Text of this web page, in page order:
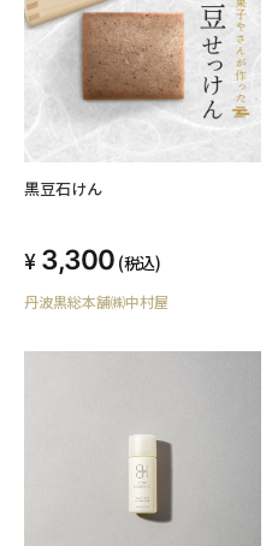
黒豆石けん
3,300 (税込)
丹波黒総本舗㈱中村屋